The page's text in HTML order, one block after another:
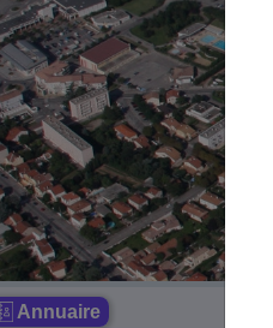
Annuaire